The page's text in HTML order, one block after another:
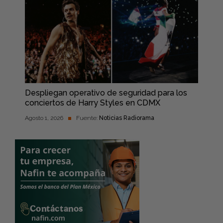
Despliegan operativo de seguridad para los
conciertos de Harry Styles en CDMX
Agosto 1, 2026 Fuente: Noticias Radiorama